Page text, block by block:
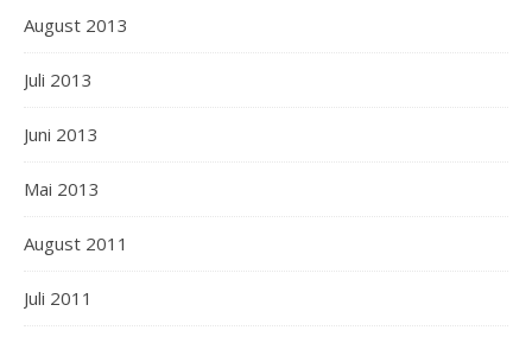
August 2013
Juli 2013
Juni 2013
Mai 2013
August 2011
Juli 2011